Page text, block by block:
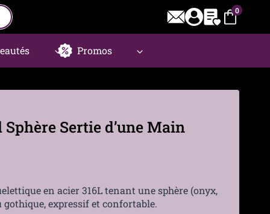
0
Promos
Sertie d’une Main
en acier 316L tenant une sphère (onyx,
expressif et confortable.